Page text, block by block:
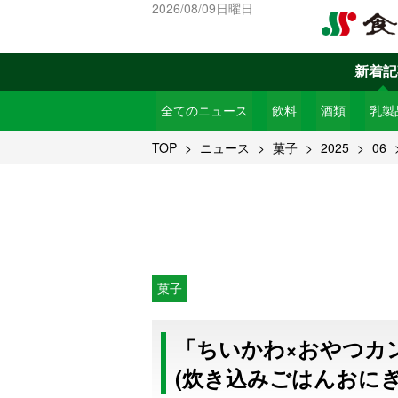
2026/08/09日曜日
新着
全てのニュース 飲料 酒類 乳製
TOP ニュース 菓子 2025 06
菓子
「ちいかわ×おやつ
(炊き込みごはんおに